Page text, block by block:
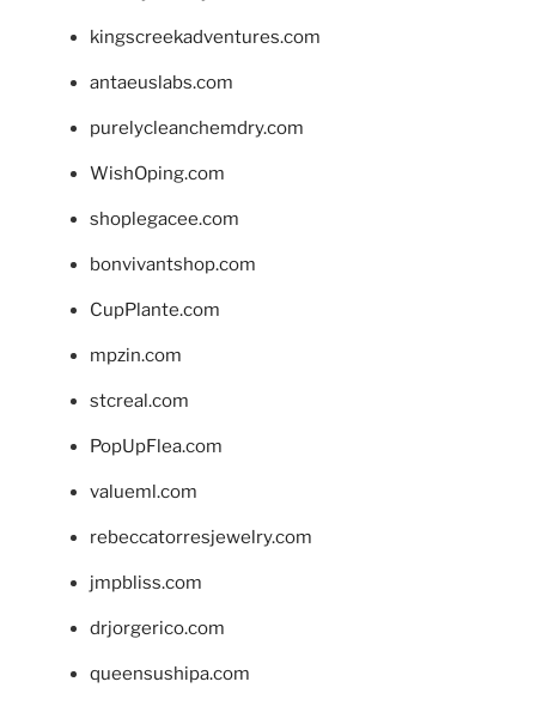
kingscreekadventures.com
antaeuslabs.com
purelycleanchemdry.com
WishOping.com
shoplegacee.com
bonvivantshop.com
CupPlante.com
mpzin.com
stcreal.com
PopUpFlea.com
valueml.com
rebeccatorresjewelry.com
jmpbliss.com
drjorgerico.com
queensushipa.com